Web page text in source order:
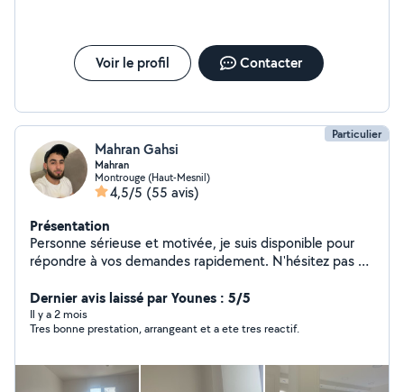
Voir le profil Contacter
Particulier
Mahran Gahsi
Mahran
Montrouge (Haut-Mesnil)
4,5/5 (55 avis)
Présentation
Personne sérieuse et motivée, je suis disponible pour
répondre à vos demandes rapidement. N'hésitez pas à
Dernier avis laissé par Younes : 5/5
Il y a 2 mois
Tres bonne prestation, arrangeant et a ete tres reactif.